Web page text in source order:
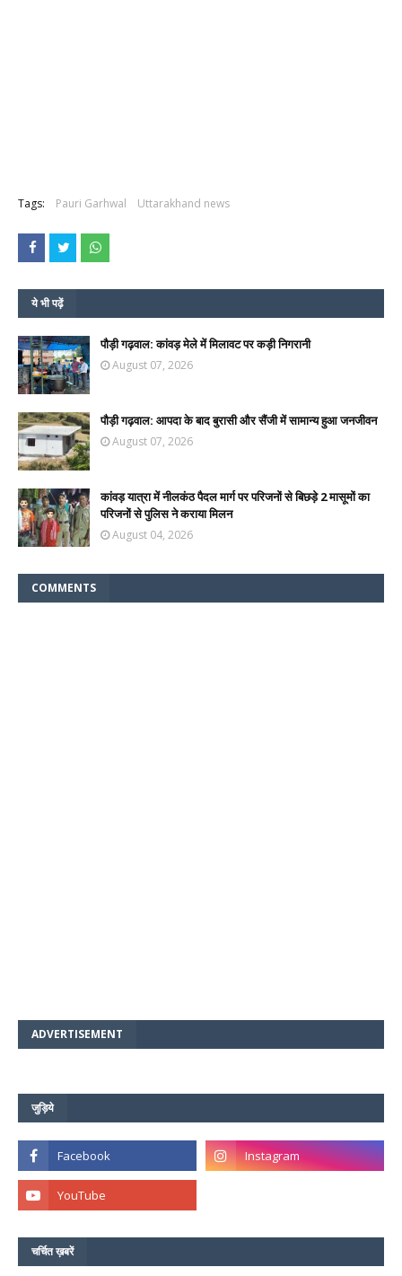
Tags: Pauri Garhwal Uttarakhand news
ये भी पढ़ें
पौड़ी गढ़वाल: कांवड़ मेले में मिलावट पर कड़ी निगरानी
August 07, 2026
पौड़ी गढ़वाल: आपदा के बाद बुरासी और सैंजी में सामान्य हुआ जनजीवन
August 07, 2026
कांवड़ यात्रा में नीलकंठ पैदल मार्ग पर परिजनों से बिछड़े 2 मासूमों का
परिजनों से पुलिस ने कराया मिलन
August 04, 2026
COMMENTS
ADVERTISEMENT
जुड़िये
चर्चित ख़बरें